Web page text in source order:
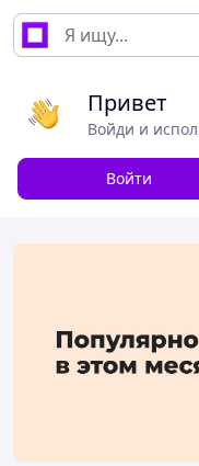
Привет
Войди и
Войти